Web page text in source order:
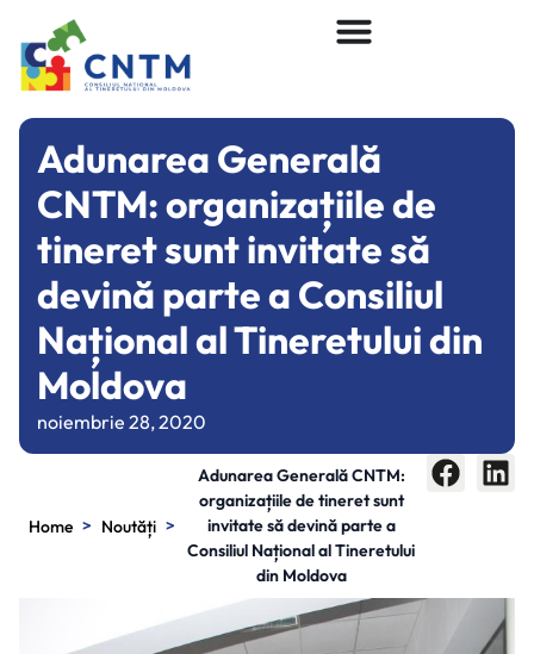
Adunarea Generală
CNTM: organizațiile de
tineret sunt invitate să
devină parte a Consiliul
Național al Tineretului din
Moldova
noiembrie 28, 2020
Home > Noutăți >
Adunarea Generală CNTM:
organizațiile de tineret sunt
invitate să devină parte a
Consiliul Național al Tineretului
din Moldova